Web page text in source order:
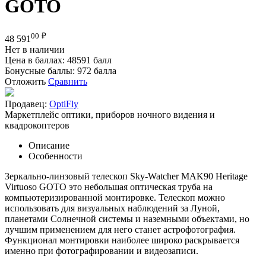
GOTO
48 591 00 ₽
Нет в наличии
Цена в баллах: 48591 балл
Бонусные баллы: 972 балла
Отложить Сравнить
Продавец: OptiFly
Маркетплейс оптики, приборов ночного видения и
квадрокоптеров
Описание
Особенности
Зеркально-линзовый телескоп Sky-Watcher MAK90 Heritage
Virtuoso GOTO это небольшая оптическая труба на
компьютеризированной монтировке. Телескоп можно
использовать для визуальных наблюдений за Луной,
планетами Солнечной системы и наземными объектами, но
лучшим применением для него станет астрофотография.
Функционал монтировки наиболее широко раскрывается
именно при фотографировании и видеозаписи.